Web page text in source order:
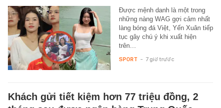
Được mệnh danh là một trong
những nàng WAG gợi cảm nhất
làng bóng đá Việt, Yến Xuân tiếp
tục gây chú ý khi xuất hiện
trên…
SPORT - 7 giờ trước
Khách gửi tiết kiệm hơn 77 triệu đồng, 2